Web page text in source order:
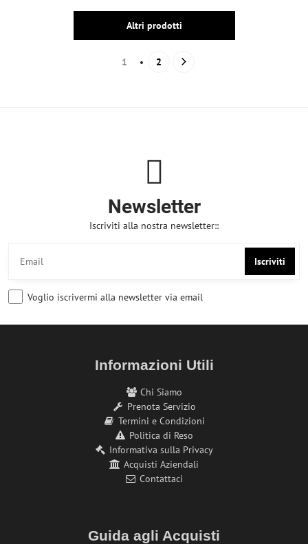
Altri prodotti
1 2
Newsletter
Iscriviti alla nostra newsletter::
Iscriviti
Voglio iscrivermi alla newsletter via email
Informazioni Utili
Chi Siamo
Prenota Servizio
Termini e Condizioni
Politica di Reso
Informativa sulla Privacy
Acquisti Aziendali
Contattaci
Guida agli Acquisti